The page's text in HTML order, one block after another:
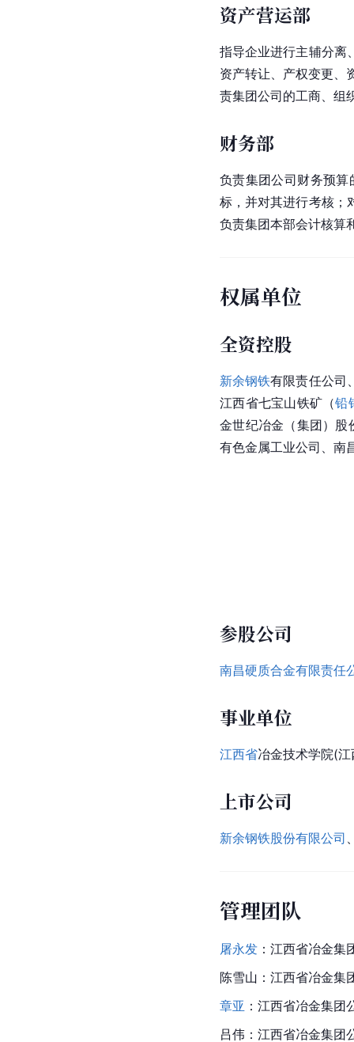
资产营运部
指导企业进行主辅分离
资产转让、产权变更、
责集团公司的工商、组
财务部
负责集团公司财务预
标，并对其进行考核；
负责集团本部会计核算
权属单位
全资控股
新余钢铁有限责任公司
江西省七宝山铁矿（铅
金世纪冶金（集团）股
有色金属工业公司、南
参股公司
南昌硬质合金有限责任
事业单位
江西省冶金技术学院(
上市公司
新余钢铁股份有限公司
管理团队
屠永发 ：江西省冶金
陈雪山：江西省冶金集
章亚 ：江西省冶金集
吕伟 ：江西省冶金集